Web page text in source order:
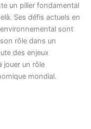
un pilier fondamental
Ses défis actuels en
sont
rôle dans un
des enjeux
jouer un rôle
mondial.